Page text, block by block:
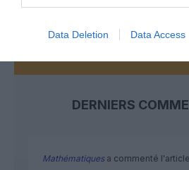
Data Deletion Data Access
DERNIERS
Mathématiquesa commenté